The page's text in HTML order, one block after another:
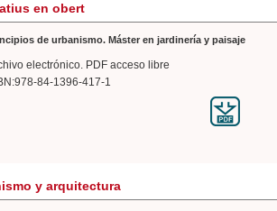
en obert
de urbanismo. Máster en jardinería y paisaje
electrónico. PDF acceso libre
84-1396-417-1
y arquitectura